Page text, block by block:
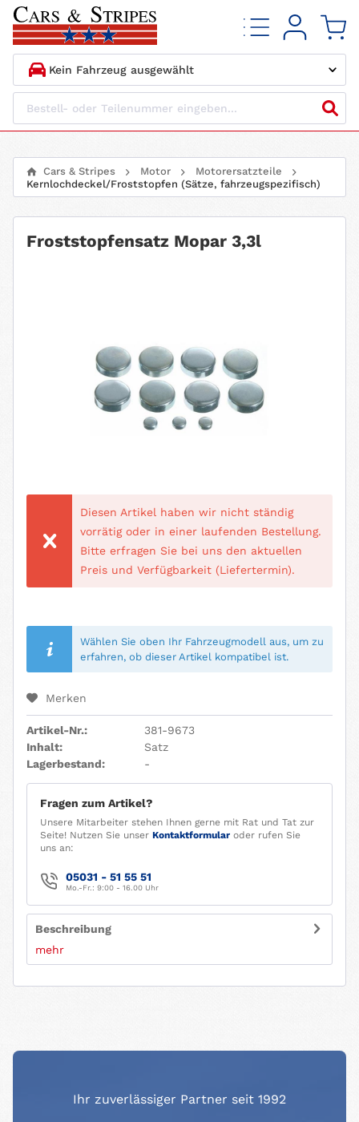
1. HERSTELLER
3. BAUJAHR
4. MOTORTYP
Cars & Stripes Motor
Motorersatzteile
Kernlochdeckel/Froststopfen (Sätze, fahrzeugspezifisch)
Froststopfensatz Mopar 3,3l
Diesen Artikel haben wir nicht ständig
vorrätig oder in einer laufenden Bestellung.
Bitte erfragen Sie bei uns den aktuellen
Preis und Verfügbarkeit (Liefertermin).
Wählen Sie oben Ihr Fahrzeugmodell aus, um zu
erfahren, ob dieser Artikel kompatibel ist.
Merken
Artikel-Nr.:
381-9673
Inhalt:
Satz
Lagerbestand:
-
Fragen zum Artikel?
Unsere Mitarbeiter stehen Ihnen gerne mit Rat und Tat zur
Seite! Nutzen Sie unser Kontaktformular oder rufen Sie
uns an:
05031 - 51 55 51
Mo.-Fr.: 9:00 - 16.00 Uhr
Beschreibung
mehr
Ihr zuverlässiger Partner seit 1992